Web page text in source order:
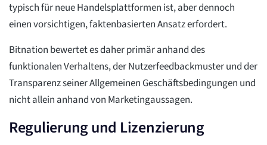
typisch für neue Handelsplattformen ist, aber dennoch
einen vorsichtigen, faktenbasierten Ansatz erfordert.
Bitnation bewertet es daher primär anhand des
funktionalen Verhaltens, der Nutzerfeedbackmuster und der
Transparenz seiner Allgemeinen Geschäftsbedingungen und
nicht allein anhand von Marketingaussagen.
Regulierung und Lizenzierung